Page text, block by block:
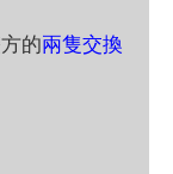
的兩隻交換